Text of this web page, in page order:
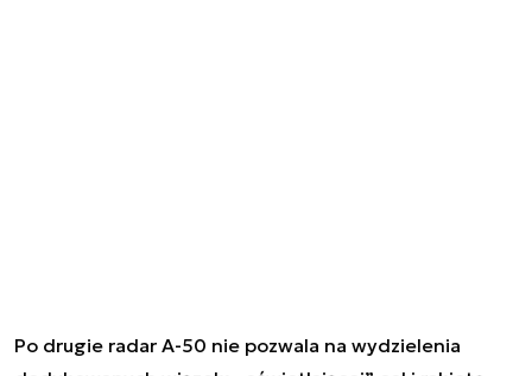
Po drugie radar A-50 nie pozwala na wydzielenia